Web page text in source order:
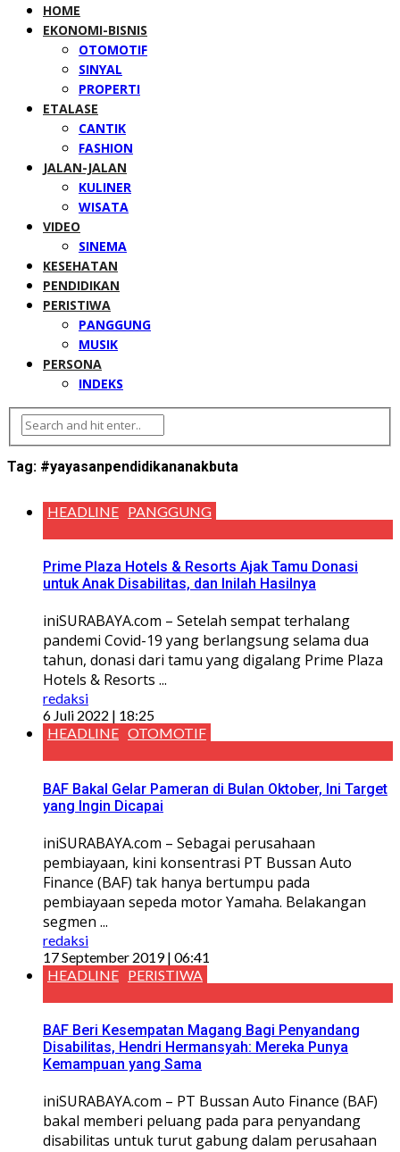
HOME
EKONOMI-BISNIS
OTOMOTIF
SINYAL
PROPERTI
ETALASE
CANTIK
FASHION
JALAN-JALAN
KULINER
WISATA
VIDEO
SINEMA
KESEHATAN
PENDIDIKAN
PERISTIWA
PANGGUNG
MUSIK
PERSONA
INDEKS
Tag: #yayasanpendidikananakbuta
HEADLINE PANGGUNG
Prime Plaza Hotels & Resorts Ajak Tamu Donasi
untuk Anak Disabilitas, dan Inilah Hasilnya
iniSURABAYA.com – Setelah sempat terhalang
pandemi Covid-19 yang berlangsung selama dua
tahun, donasi dari tamu yang digalang Prime Plaza
Hotels & Resorts ...
redaksi
6 Juli 2022 | 18:25
HEADLINE OTOMOTIF
BAF Bakal Gelar Pameran di Bulan Oktober, Ini Target
yang Ingin Dicapai
iniSURABAYA.com – Sebagai perusahaan
pembiayaan, kini konsentrasi PT Bussan Auto
Finance (BAF) tak hanya bertumpu pada
pembiayaan sepeda motor Yamaha. Belakangan
segmen ...
redaksi
17 September 2019 | 06:41
HEADLINE PERISTIWA
BAF Beri Kesempatan Magang Bagi Penyandang
Disabilitas, Hendri Hermansyah: Mereka Punya
Kemampuan yang Sama
iniSURABAYA.com – PT Bussan Auto Finance (BAF)
bakal memberi peluang pada para penyandang
disabilitas untuk turut gabung dalam perusahaan